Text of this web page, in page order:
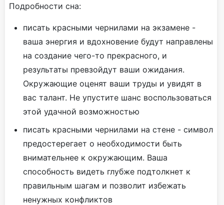
Подробности сна:
писать красными чернилами на экзамене -
ваша энергия и вдохновение будут направлены
на создание чего-то прекрасного, и
результаты превзойдут ваши ожидания.
Окружающие оценят ваши труды и увидят в
вас талант. Не упустите шанс воспользоваться
этой удачной возможностью
писать красными чернилами на стене - символ
предостерегает о необходимости быть
внимательнее к окружающим. Ваша
способность видеть глубже подтолкнет к
правильным шагам и позволит избежать
ненужных конфликтов